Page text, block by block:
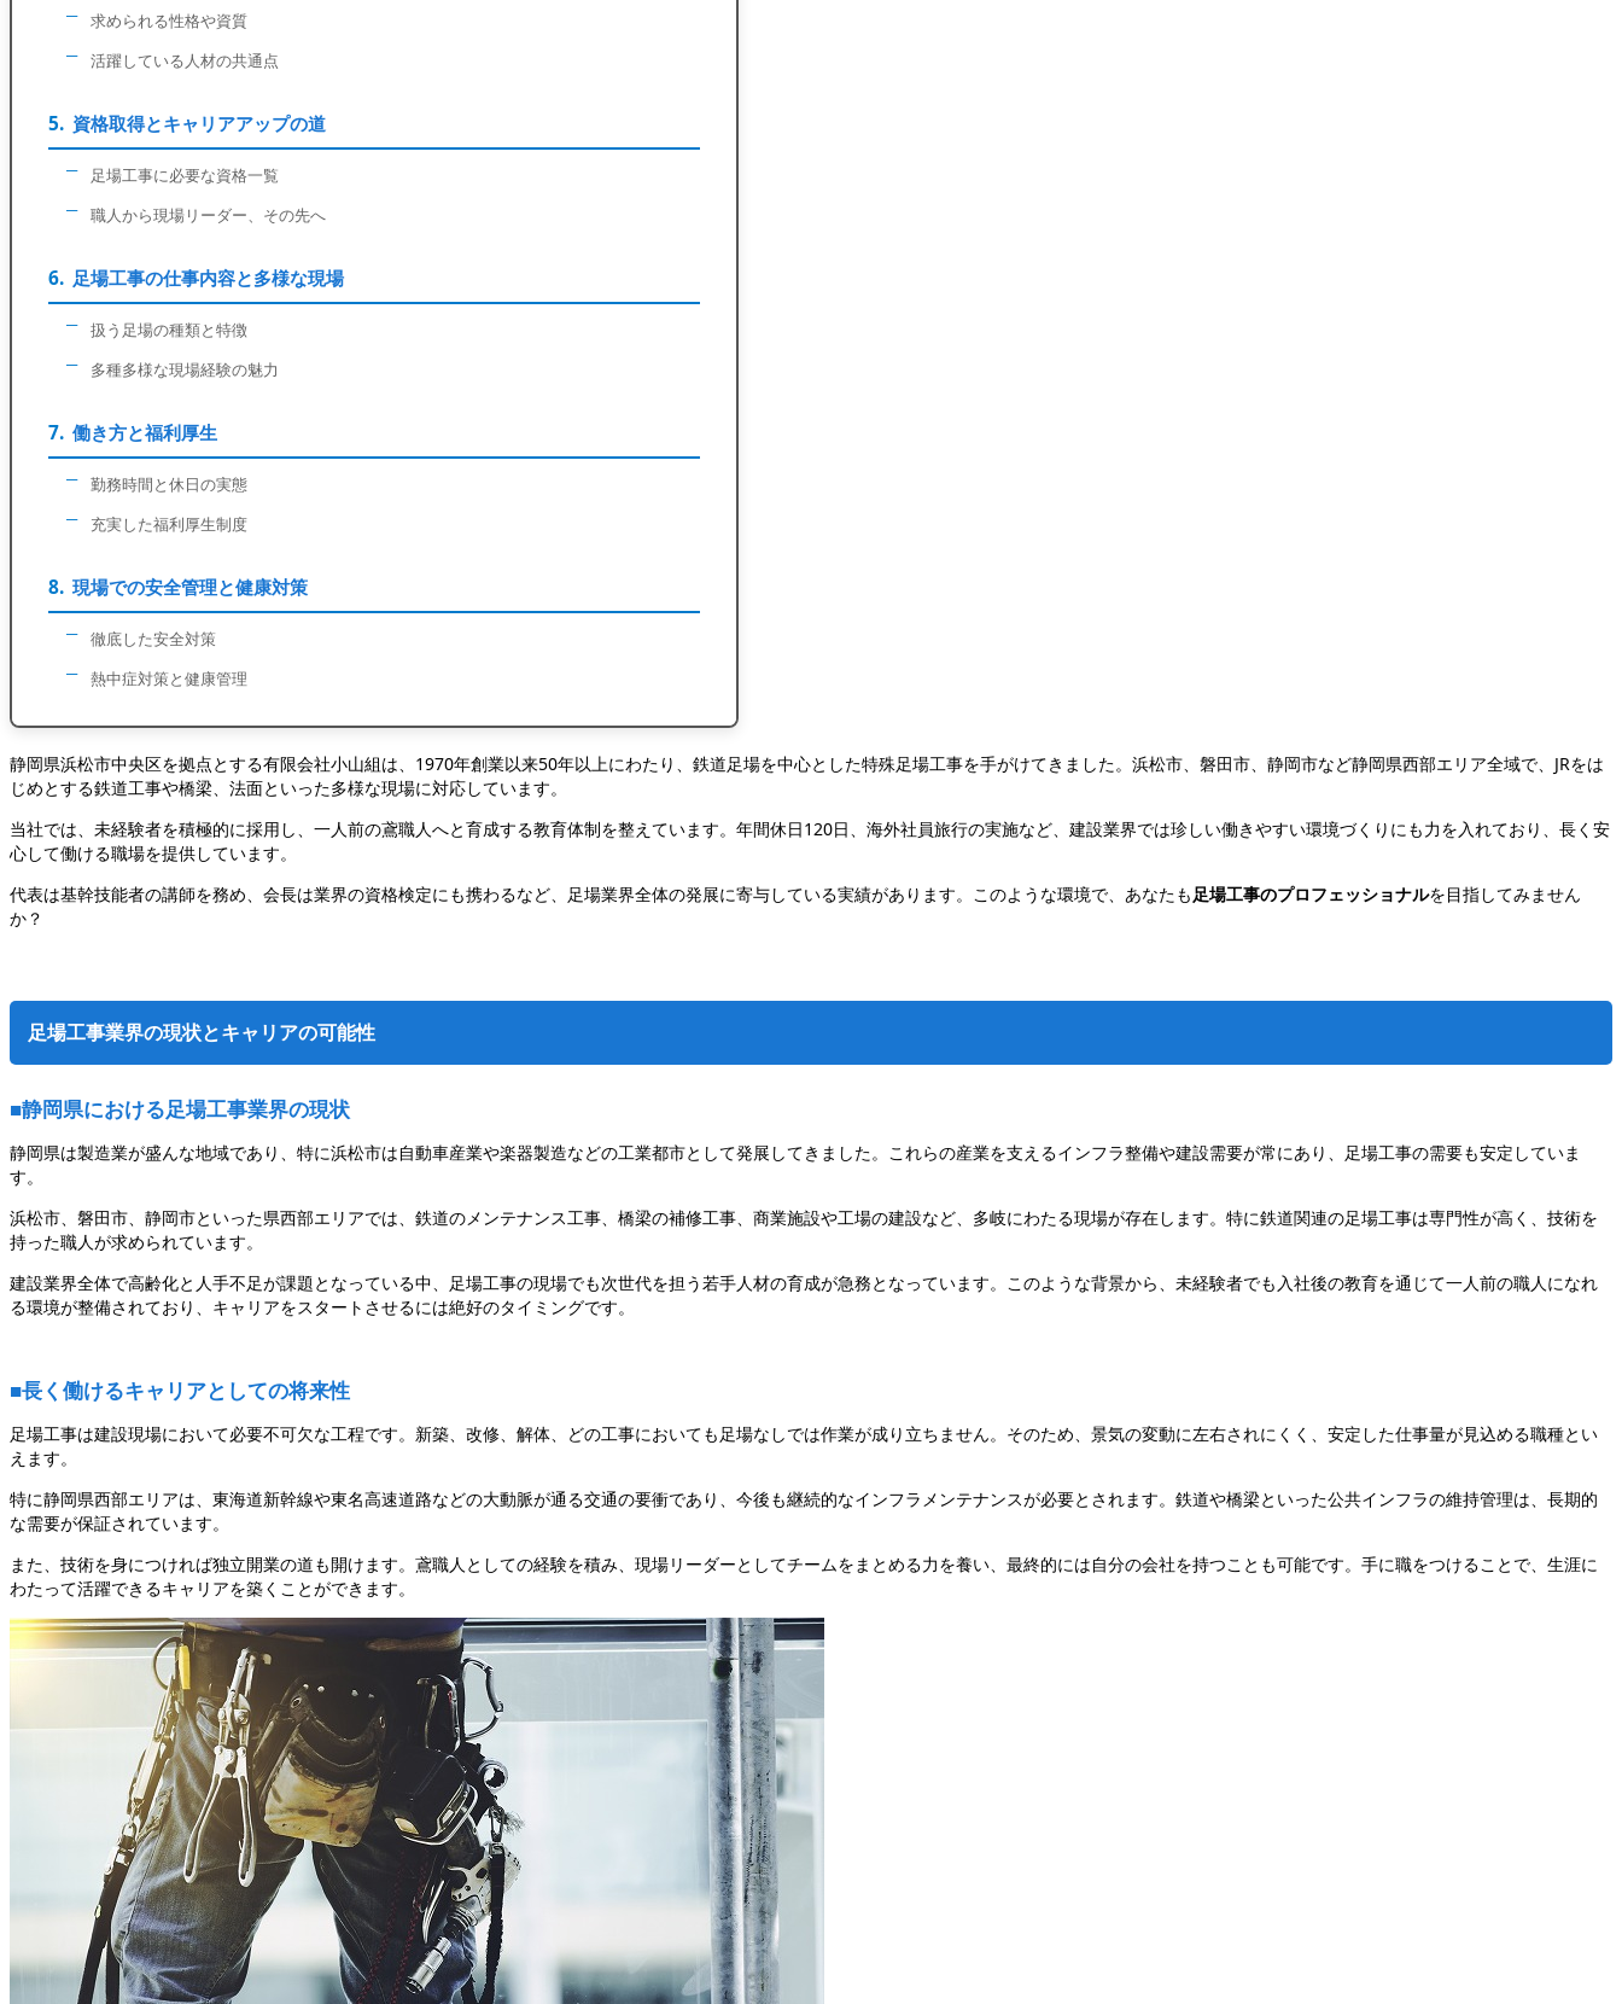
求められる性格や資質
活躍している人材の共通点
資格取得とキャリアアップの道
足場工事に必要な資格一覧
職人から現場リーダー、その先へ
足場工事の仕事内容と多様な現場
扱う足場の種類と特徴
多種多様な現場経験の魅力
働き方と福利厚生
勤務時間と休日の実態
充実した福利厚生制度
現場での安全管理と健康対策
徹底した安全対策
熱中症対策と健康管理
静岡県浜松市中央区を拠点とする有限会社小山組は、1970年創業以来50年以上にわたり、鉄道足場を中心とした特殊足場工事を手がけてきました。浜松市、磐田市、静岡市など静岡県西部エリア全域で、JRをは
じめとする鉄道工事や橋梁、法面といった多様な現場に対応しています。
当社では、未経験者を積極的に採用し、一人前の鳶職人へと育成する教育体制を整えています。年間休日120日、海外社員旅行の実施など、建設業界では珍しい働きやすい環境づくりにも力を入れており、長く安
心して働ける職場を提供しています。
代表は基幹技能者の講師を務め、会長は業界の資格検定にも携わるなど、足場業界全体の発展に寄与している実績があります。このような環境で、あなたも足場工事のプロフェッショナルを目指してみません
か？
足場工事業界の現状とキャリアの可能性
■静岡県における足場工事業界の現状
静岡県は製造業が盛んな地域であり、特に浜松市は自動車産業や楽器製造などの工業都市として発展してきました。これらの産業を支えるインフラ整備や建設需要が常にあり、足場工事の需要も安定していま
す。
浜松市、磐田市、静岡市といった県西部エリアでは、鉄道のメンテナンス工事、橋梁の補修工事、商業施設や工場の建設など、多岐にわたる現場が存在します。特に鉄道関連の足場工事は専門性が高く、技術を
持った職人が求められています。
建設業界全体で高齢化と人手不足が課題となっている中、足場工事の現場でも次世代を担う若手人材の育成が急務となっています。このような背景から、未経験者でも入社後の教育を通じて一人前の職人になれ
る環境が整備されており、キャリアをスタートさせるには絶好のタイミングです。
■長く働けるキャリアとしての将来性
足場工事は建設現場において必要不可欠な工程です。新築、改修、解体、どの工事においても足場なしでは作業が成り立ちません。そのため、景気の変動に左右されにくく、安定した仕事量が見込める職種とい
えます。
特に静岡県西部エリアは、東海道新幹線や東名高速道路などの大動脈が通る交通の要衝であり、今後も継続的なインフラメンテナンスが必要とされます。鉄道や橋梁といった公共インフラの維持管理は、長期的
な需要が保証されています。
また、技術を身につければ独立開業の道も開けます。鳶職人としての経験を積み、現場リーダーとしてチームをまとめる力を養い、最終的には自分の会社を持つことも可能です。手に職をつけることで、生涯に
わたって活躍できるキャリアを築くことができます。